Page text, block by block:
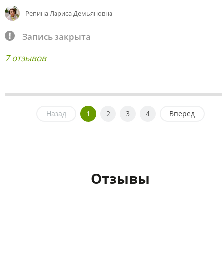
Репина Лариса Демьяновна
Запись закрыта
7 отзывов
Назад 1 2 3 4 Вперед
Отзывы